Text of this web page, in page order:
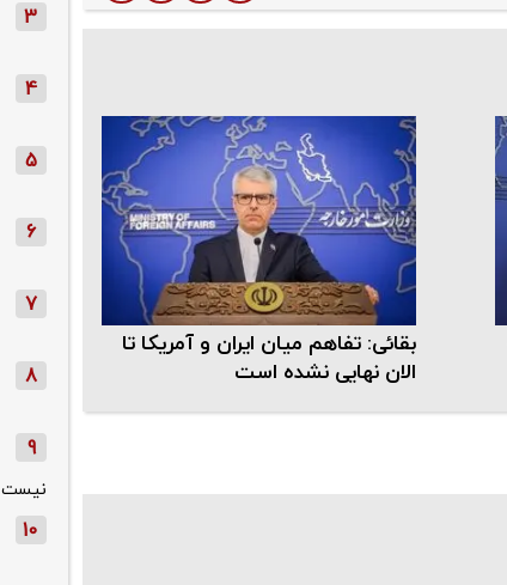
بقائی: تفاهم میان ایران و آمریکا تا
الان نهایی نشده است
3
4
5
6
7
8
9
نیست
10